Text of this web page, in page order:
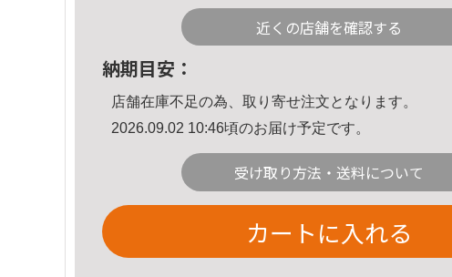
近くの店舗を確認する
納期目安：
店舗在庫不足の為、取り寄せ注文となります。
2026.09.02 10:46頃のお届け予定です。
受け取り方法・送料について
カートに入れる